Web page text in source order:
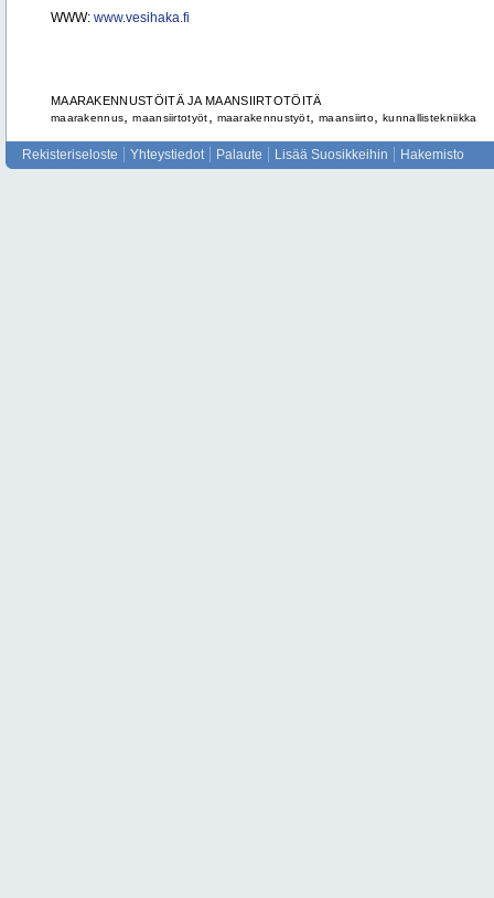
WWW: www.vesihaka.fi
MAARAKENNUSTÖITÄ JA MAANSIIRTOTÖITÄ
maarakennus ,maansiirtotyöt maarakennustyöt ,maansiirto ,kunnallistekniikka
Rekisteriseloste Yhteystiedot Palaute Lisää Suosikkeihin Hakemisto